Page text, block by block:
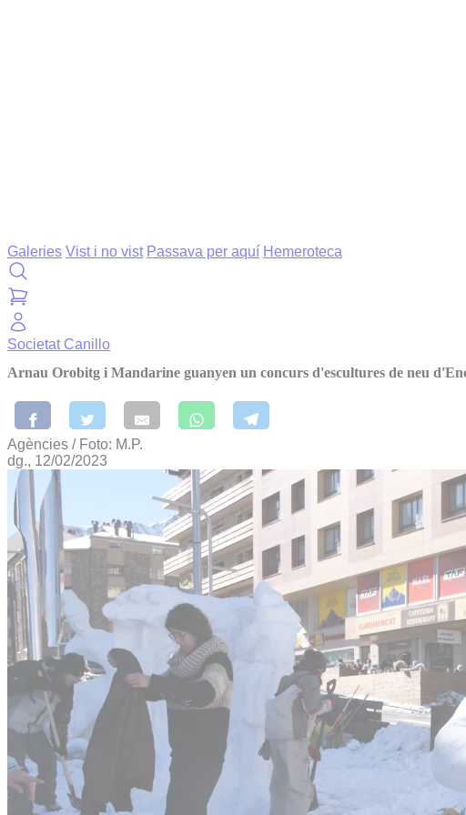
Galeries Vist i no vist Passava per aquí Hemeroteca
Societat Canillo
Arnau Orobitg i Mandarine guanyen un concurs d'escultures de neu
Agències / Foto: M.P.
dg., 12/02/2023